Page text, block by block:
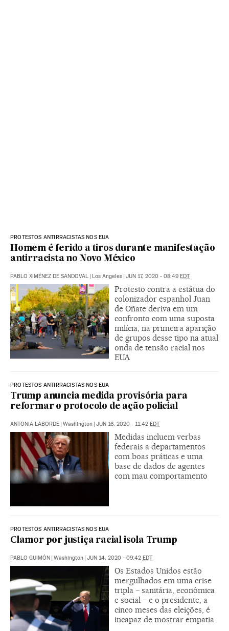
PROTESTOS ANTIRRACISTAS NOS EUA
Homem é ferido a tiros durante manifestação
antirracista no Novo México
PABLO XIMÉNEZ DE SANDOVAL | Los Angeles | JUN 17, 2020 - 08:49 EDT
Protesto contra a estátua do
colonizador espanhol Juan
de Oñate deriva em um
confronto com uma suposta
milícia, na primeira aparição
de grupos desse tipo na atual
onda de tensão racial nos
EUA
PROTESTOS ANTIRRACISTAS NOS EUA
Trump anuncia medida provisória para
reformar o protocolo de ação policial
ANTONIA LABORDE | Washington | JUN 16, 2020 - 11:42 EDT
Medidas incluem verbas
federais a departamentos
com boas práticas e uma
base de dados de agentes
com mau comportamento
PROTESTOS ANTIRRACISTAS NOS EUA
Clamor por justiça racial isola Trump
PABLO GUIMÓN | Washington | JUN 14, 2020 - 09:42 EDT
Os Estados Unidos estão
mergulhados em uma crise
tripla − sanitária, econômica
e social − e o presidente, a
cinco meses das eleições, é
incapaz de mostrar empatia